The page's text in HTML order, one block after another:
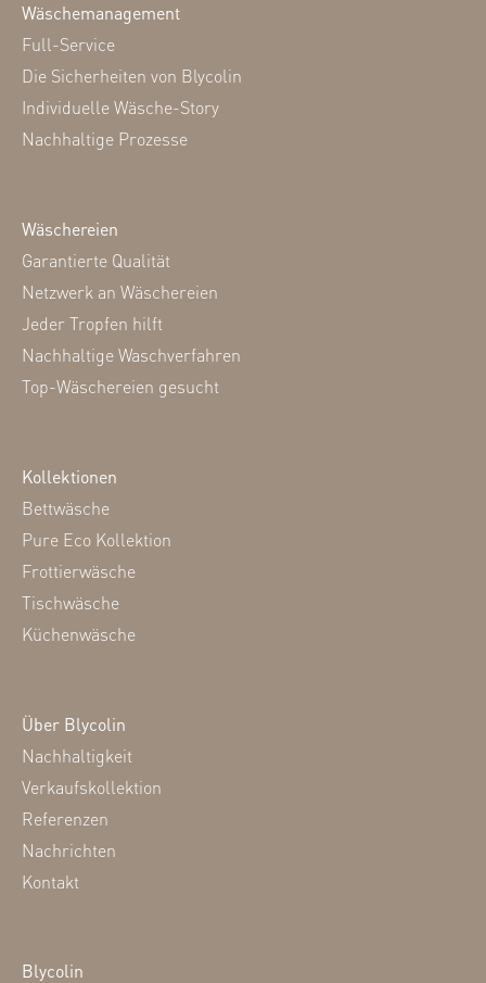
Wäschemanagement
Full-Service
Die Sicherheiten von Blycolin
Individuelle Wäsche-Story
Nachhaltige Prozesse
Wäschereien
Garantierte Qualität
Netzwerk an Wäschereien
Jeder Tropfen hilft
Nachhaltige Waschverfahren
Top-Wäschereien gesucht
Kollektionen
Bettwäsche
Pure Eco Kollektion
Frottierwäsche
Tischwäsche
Küchenwäsche
Über Blycolin
Nachhaltigkeit
Verkaufskollektion
Referenzen
Nachrichten
Kontakt
Blycolin